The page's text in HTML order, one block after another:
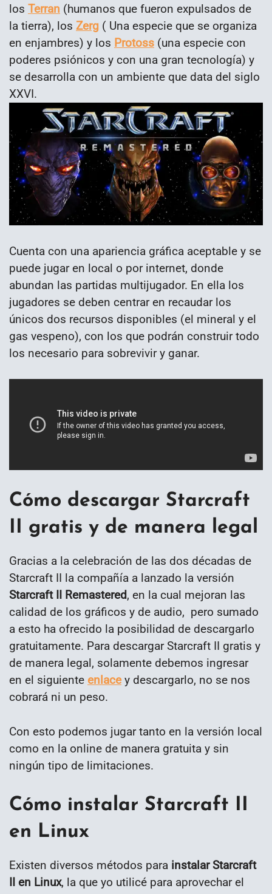
los Terran (humanos que fueron expulsados de
la tierra), los Zerg ( Una especie que se organiza
en enjambres) y los Protoss (una especie con
poderes psiónicos y con una gran tecnología) y
se desarrolla con un ambiente que data del siglo
XXVI.
Cuenta con una apariencia gráfica aceptable y se
puede jugar en local o por internet, donde
abundan las partidas multijugador. En ella los
jugadores se deben centrar en recaudar los
únicos dos recursos disponibles (el mineral y el
gas vespeno), con los que podrán construir todo
los necesario para sobrevivir y ganar.
Cómo descargar Starcraft
II gratis y de manera legal
Gracias a la celebración de las dos décadas de
Starcraft II la compañía a lanzado la versión
Starcraft II Remastered, en la cual mejoran las
calidad de los gráficos y de audio, pero sumado
a esto ha ofrecido la posibilidad de descargarlo
gratuitamente. Para descargar Starcraft II gratis y
de manera legal, solamente debemos ingresar
en el siguiente enlacey descargarlo, no se nos
cobrará ni un peso.
Con esto podemos jugar tanto en la versión local
como en la online de manera gratuita y sin
ningún tipo de limitaciones.
Cómo instalar Starcraft II
en Linux
Existen diversos métodos para instalar Starcraft
II en Linux, la que yo utilicé para aprovechar el